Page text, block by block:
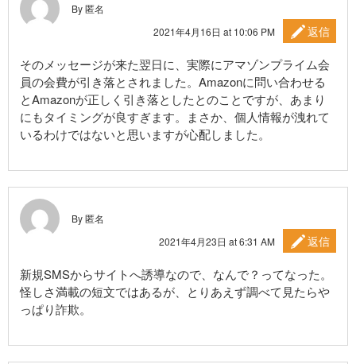
By 匿名
2021年4月16日 at 10:06 PM
返信
そのメッセージが来た翌日に、実際にアマゾンプライム会
員の会費が引き落とされました。Amazonに問い合わせる
とAmazonが正しく引き落としたとのことですが、あまり
にもタイミングが良すぎます。まさか、個人情報が洩れて
いるわけではないと思いますが心配しました。
By 匿名
2021年4月23日 at 6:31 AM
返信
新規SMSからサイトへ誘導なので、なんで？ってなった。
怪しさ満載の短文ではあるが、とりあえず調べて見たらや
っぱり詐欺。